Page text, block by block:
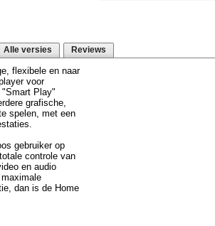
Alle versies Reviews
flexibele en naar
voor
"Smart Play"
grafische,
spelen, met een
gebruiker op
controle van
en audio
dan is de Home